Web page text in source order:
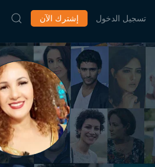
إشترك الآن تسجيل الدخول